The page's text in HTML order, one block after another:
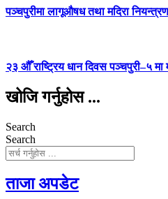
पञ्चपुरीमा लागूऔषध तथा मदिरा
२३ औँ राष्ट्रिय धान दिवस पञ्चपुरी–५ मा
खोजि गर्नुहोस ...
Search
Search
ताजा अपडेट